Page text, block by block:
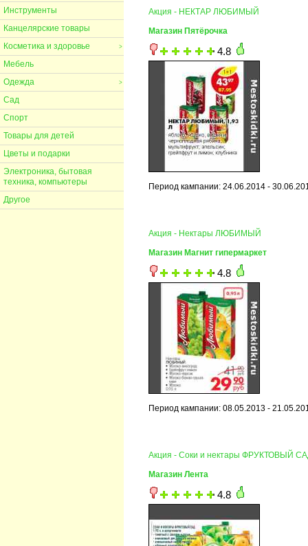
Инструменты
Канцелярские товары
>
Косметика и здоровье
Мебель
>
Одежда
Сад
Спорт
Товары для детей
Цветы и подарки
Электроника, бытовая
техника, компьютеры
Другое
Акция - НЕКТАР ЛЮБИМЫЙ
Магазин Пятёрочка
4.8
Период кампании: 24.06.2014 -
Акция - Нектары ЛЮБИМЫЙ
Магазин Магнит гипермаркет
4.8
Период кампании: 08.05.2013 -
Акция - Соки и нектары ФРУКТОВЫЙ
Магазин Лента
4.8